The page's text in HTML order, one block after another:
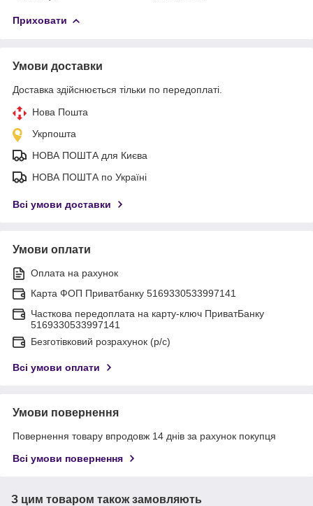
Приховати
Умови доставки
Доставка здійснюється тільки по передоплаті.
Нова Пошта
Укрпошта
НОВА ПОШТА для Києва
НОВА ПОШТА по Україні
Всі умови доставки
Умови оплати
Оплата на рахунок
Карта ФОП Приватбанку 5169330533997141
Часткова передоплата на карту-ключ ПриватБанку
5169330533997141
Безготівковий розрахунок (р/с)
Всі умови оплати
Умови повернення
Повернення товару впродовж 14 днів за рахунок покупця
Всі умови повернення
З цим товаром також замовляють